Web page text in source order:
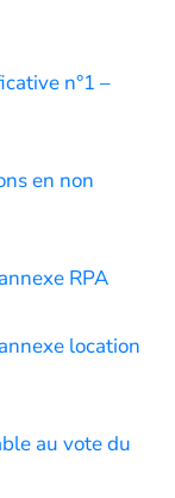
n°1 –
en non
RPA
location
au vote du